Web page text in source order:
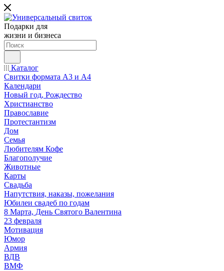
Подарки для
жизни и бизнеса
Каталог
Свитки формата А3 и А4
Календари
Новый год, Рождество
Христианство
Православие
Протестантизм
Дом
Семья
Любителям Кофе
Благополучие
Животные
Карты
Свадьба
Напутствия, наказы, пожелания
Юбилеи свадеб по годам
8 Марта, День Святого Валентина
23 февраля
Мотивация
Юмор
Армия
ВДВ
ВМФ